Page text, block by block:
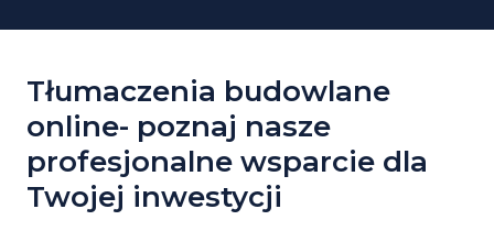
Tłumaczenia budowlane
online- poznaj nasze
profesjonalne wsparcie dla
Twojej inwestycji